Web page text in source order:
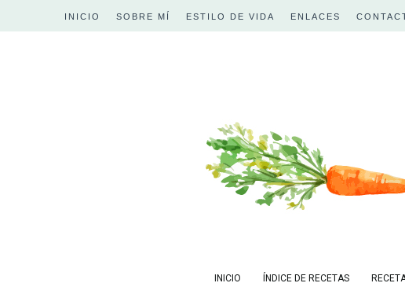
INICIO SOBRE MÍ ESTILO DE VIDA ENLACES
INICIO ÍNDICE DE RECETAS